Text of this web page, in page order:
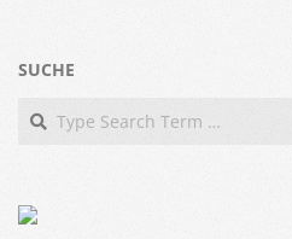
SUCHE
Search